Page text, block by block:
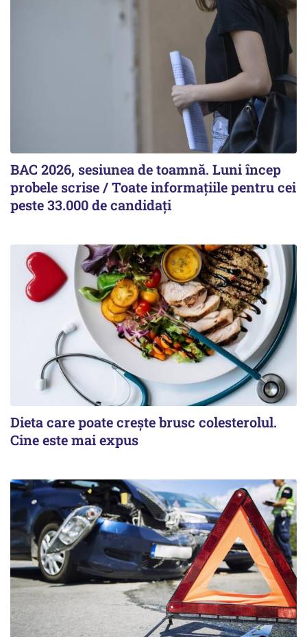
BAC 2026, sesiunea de toamnă. Luni încep
probele scrise / Toate informațiile pentru cei
peste 33.000 de candidați
Dieta care poate crește brusc colesterolul.
Cine este mai expus